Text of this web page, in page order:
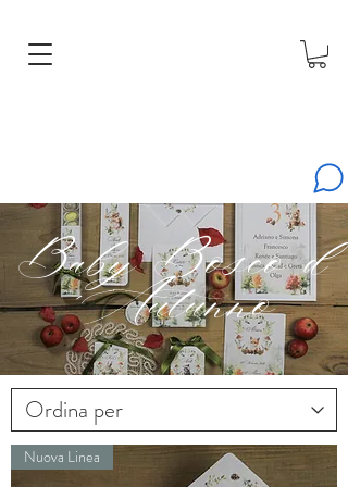
Baby Bosco d
'Autunno
Nuova Linea